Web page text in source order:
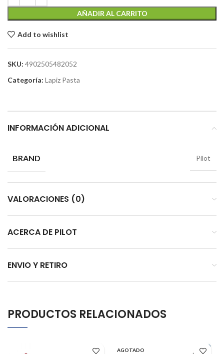
AÑADIR AL CARRITO
Add to wishlist
SKU: 4902505482052
Categoría: Lapiz Pasta
INFORMACIÓN ADICIONAL
BRAND Pilot
VALORACIONES (0)
ACERCA DE PILOT
ENVIO Y RETIRO
PRODUCTOS RELACIONADOS
AGOTADO